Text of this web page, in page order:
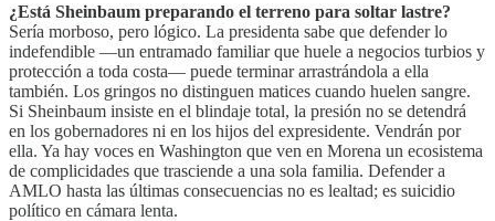
¿Está Sheinbaum preparando el terreno para soltar lastre?
Sería morboso, pero lógico. La presidenta sabe que defender lo
indefendible —un entramado familiar que huele a negocios turbios y
protección a toda costa— puede terminar arrastrándola a ella
también. Los gringos no distinguen matices cuando huelen sangre.
Si Sheinbaum insiste en el blindaje total, la presión no se detendrá
en los gobernadores ni en los hijos del expresidente. Vendrán por
ella. Ya hay voces en Washington que ven en Morena un ecosistema
de complicidades que trasciende a una sola familia. Defender a
AMLO hasta las últimas consecuencias no es lealtad; es suicidio
político en cámara lenta.